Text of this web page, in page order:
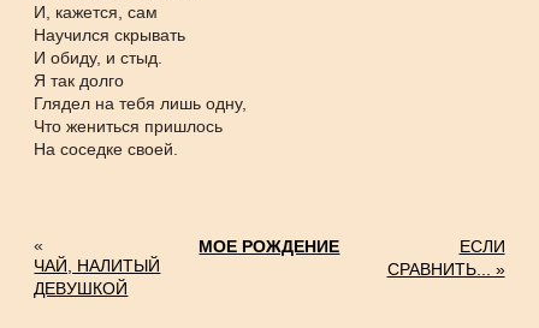
И, кажется, сам
Научился скрывать
И обиду, и стыд.
Я так долго
Глядел на тебя лишь одну,
Что жениться пришлось
На соседке своей.
«
ЧАЙ, НАЛИТЫЙ
ДЕВУШКОЙ
МОЕ РОЖДЕНИЕ
ЕСЛИ
СРАВНИТЬ... »